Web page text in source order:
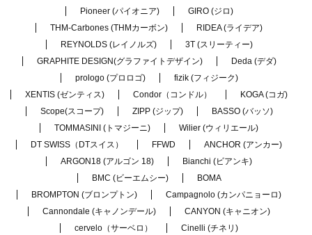
Pioneer (パイオニア)
GIRO (ジロ)
THM-Carbones (THMカーボン)
RIDEA (ライデア)
REYNOLDS (レイノルズ)
3T (スリーティー)
GRAPHITE DESIGN(グラファイトデザイン)
Deda (デダ)
prologo (プロロゴ)
fizik (フィジーク)
XENTIS (ゼンティス)
Condor（コンドル）
KOGA (コガ)
Scope(スコープ)
ZIPP (ジップ)
BASSO (バッソ)
TOMMASINI (トマジーニ)
Wilier (ウィリエール)
DT SWISS（DTスイス）
FFWD
ANCHOR (アンカー)
ARGON18 (アルゴン 18)
Bianchi (ビアンキ)
BMC (ビーエムシー)
BOMA
BROMPTON (ブロンプトン)
Campagnolo (カンパニョーロ)
Cannondale (キャノンデール)
CANYON (キャニオン)
cervelo（サーベロ）
Cinelli (チネリ)